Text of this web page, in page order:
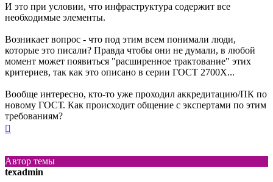
И это при условии, что инфраструктура содержит все
необходимые элементы.
Возникает вопрос - что под этим всем понимали люди,
которые это писали? Правда чтобы они не думали, в любой
момент может появиться "расширенное трактование" этих
критериев, так как это описано в серии ГОСТ 2700Х...
Вообще интересно, кто-то уже проходил аккредитацию/ПК по
новому ГОСТ. Как происходит общение с экспертами по этим
требованиям?
Автор темы
texadmin